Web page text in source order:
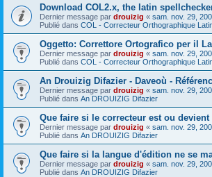
Download COL2.x, the latin
Dernier message par drouizig « sam. nov. 29,
Publié dans COL - Correcteur Orthographique
Oggetto: Correttore Ortografico per il
Dernier message par drouizig « sam. nov. 29,
Publié dans COL - Correcteur Orthographique
An Drouizig Difazier - Daveoù -
Dernier message par drouizig « sam. nov. 29,
Publié dans An DROUIZIG Difazier
Que faire si le correcteur est ou
Dernier message par drouizig « sam. nov. 29,
Publié dans An DROUIZIG Difazier
Que faire si la langue d'édition ne se
Dernier message par drouizig « sam. nov. 29,
Publié dans An DROUIZIG Difazier